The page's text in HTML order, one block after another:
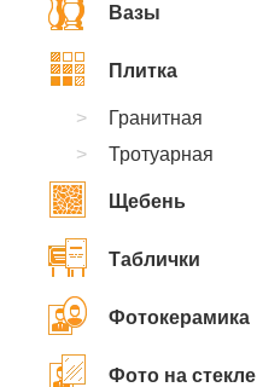
Вазы
Плитка
Гранитная
Тротуарная
Щебень
Таблички
Фотокерамика
Фото на стекле